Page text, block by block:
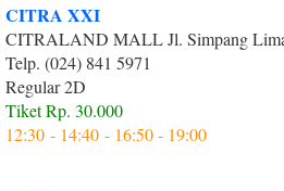
CITRA XXI
CITRALAND MALL Jl. Simpang
Telp. (024) 841 5971
Regular 2D
Tiket Rp. 30.000
12:30 - 14:40 - 16:50 - 19:00